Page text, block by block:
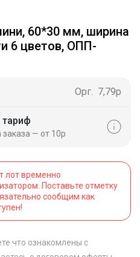
60*30 мм, ширина
6 цветов, ОПП-
Орг. 7,79р
— от 10р
лот временно
Поставьте отметку
сообщим как
что ознакомлены с